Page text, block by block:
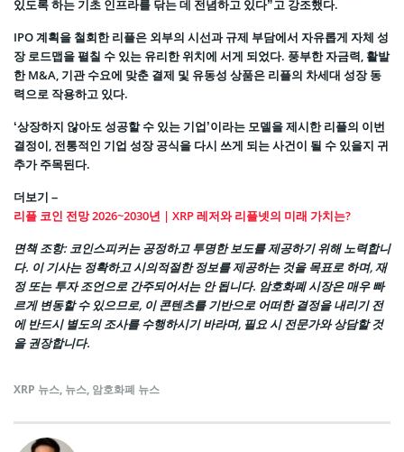
있도록 하는 기초 인프라를 닦는 데 전념하고 있다”고 강조했다.
IPO 계획을 철회한 리플은 외부의 시선과 규제 부담에서 자유롭게 자체 성
장 로드맵을 펼칠 수 있는 유리한 위치에 서게 되었다. 풍부한 자금력, 활발
한 M&A, 기관 수요에 맞춘 결제 및 유동성 상품은 리플의 차세대 성장 동
력으로 작용하고 있다.
‘상장하지 않아도 성공할 수 있는 기업’이라는 모델을 제시한 리플의 이번
결정이, 전통적인 기업 성장 공식을 다시 쓰게 되는 사건이 될 수 있을지 귀
추가 주목된다.
더보기 –
리플 코인 전망 2026~2030년 | XRP 레저와 리플넷의 미래 가치는?
면책 조항: 코인스피커는 공정하고 투명한 보도를 제공하기 위해 노력합니
다. 이 기사는 정확하고 시의적절한 정보를 제공하는 것을 목표로 하며, 재
정 또는 투자 조언으로 간주되어서는 안 됩니다. 암호화폐 시장은 매우 빠
르게 변동할 수 있으므로, 이 콘텐츠를 기반으로 어떠한 결정을 내리기 전
에 반드시 별도의 조사를 수행하시기 바라며, 필요 시 전문가와 상담할 것
을 권장합니다.
XRP 뉴스, 뉴스, 암호화폐 뉴스